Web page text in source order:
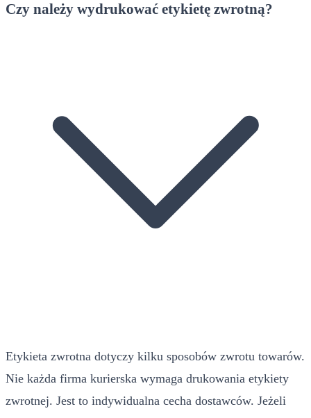
Czy należy wydrukować etykietę zwrotną?
Etykieta zwrotna dotyczy kilku sposobów zwrotu towarów.
Nie każda firma kurierska wymaga drukowania etykiety
zwrotnej. Jest to indywidualna cecha dostawców. Jeżeli